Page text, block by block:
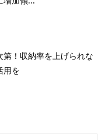
！収納率を上げられな
用を